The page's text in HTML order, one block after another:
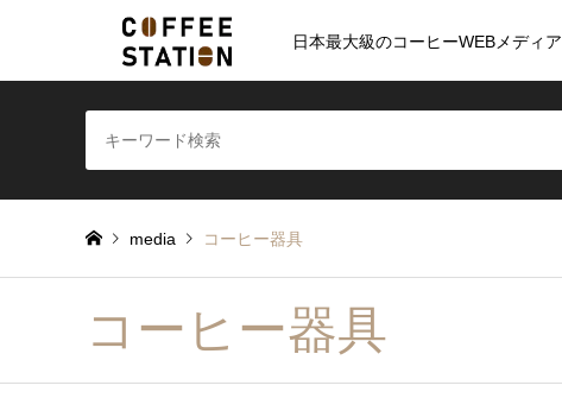
日本最大級のコーヒーWEBメディア
media コーヒー器具
コーヒー器具